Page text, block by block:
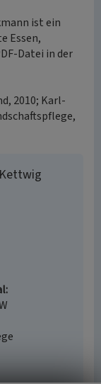
ist ein
Essen,
Datei in der
2010; Karl-